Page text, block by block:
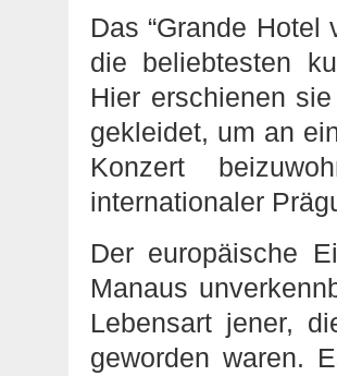
Das “Grande Hotel
die beliebtesten
Hier erschienen
gekleidet, um an
Konzert
internationaler
Der europäische
Manaus
Lebensart jener,
geworden waren.